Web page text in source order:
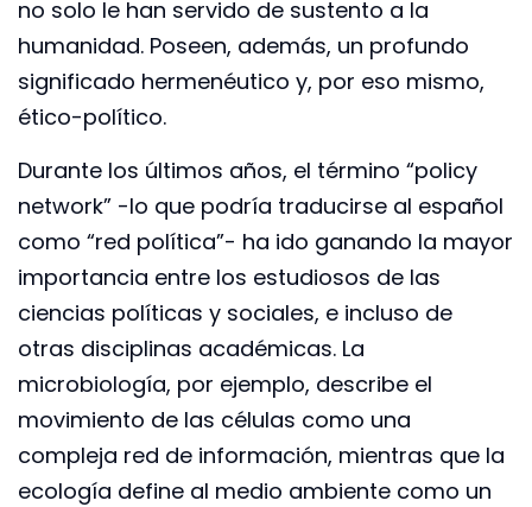
no solo le han servido de sustento a la
humanidad. Poseen, además, un profundo
significado hermenéutico y, por eso mismo,
ético-político.
Durante los últimos años, el término “policy
network” -lo que podría traducirse al español
como “red política”- ha ido ganando la mayor
importancia entre los estudiosos de las
ciencias políticas y sociales, e incluso de
otras disciplinas académicas. La
microbiología, por ejemplo, describe el
movimiento de las células como una
compleja red de información, mientras que la
ecología define al medio ambiente como un